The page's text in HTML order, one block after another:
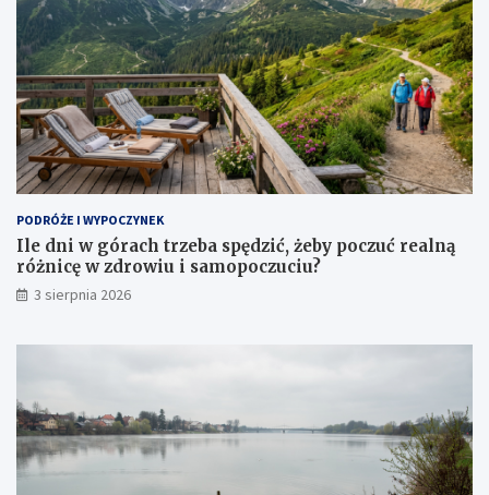
PODRÓŻE I WYPOCZYNEK
Ile dni w górach trzeba spędzić, żeby poczuć realną
różnicę w zdrowiu i samopoczuciu?
3 sierpnia 2026